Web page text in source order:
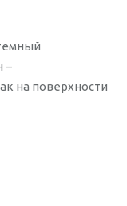
–
на поверхности